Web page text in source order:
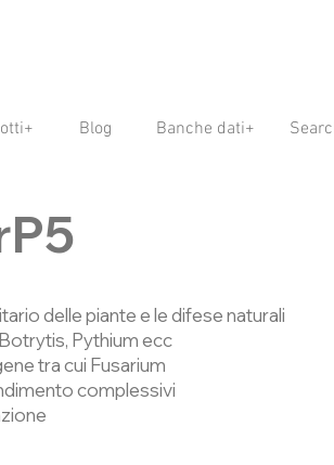
Blog Banche dati+
delle piante e le difese naturali
Pythium ecc
tra cui Fusarium
complessivi